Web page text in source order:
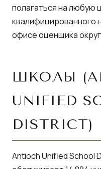
полагаться на любую
квалифицированного
офисе оценщика
ШКОЛЫ
UNIFIED
DISTRICT)
Antioch Unified School